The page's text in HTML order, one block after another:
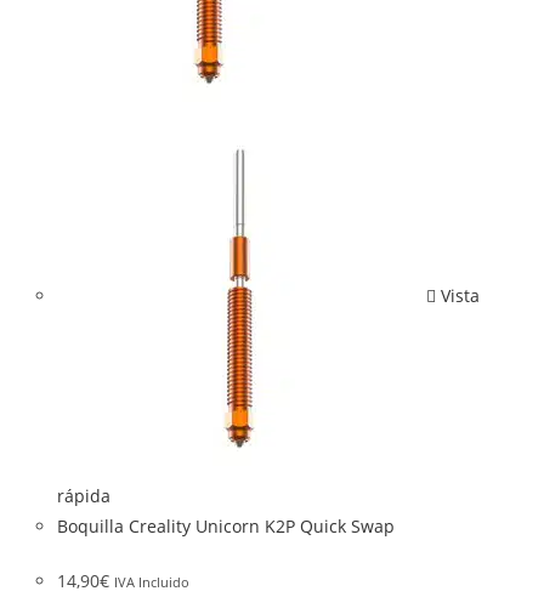
Vista
rápida
Boquilla Creality Unicorn K2P Quick Swap
14,90€ IVA Incluido